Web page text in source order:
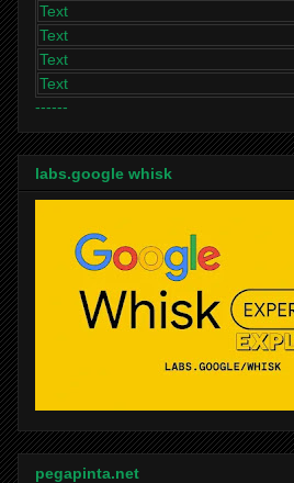
Text
Text
Text
Text
------
labs.google whisk
pegapinta.net